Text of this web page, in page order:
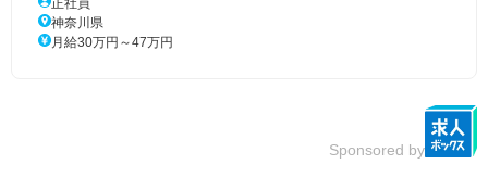
正社員
神奈川県
月給30万円～47万円
Sponsored by